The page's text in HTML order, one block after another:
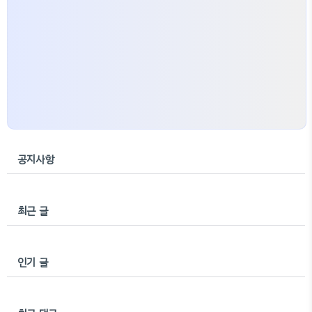
공지사항
최근 글
인기 글